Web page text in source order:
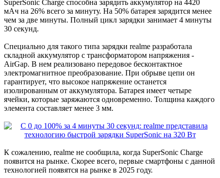
SuperSonic Charge способна зарядить аккумулятор на 4420
мАч на 26% всего за минуту. На 50% батарея зарядится менее
чем за две минуты. Полный цикл зарядки занимает 4 минуты
30 секунд.
Специально для такого типа зарядки realme разработала
складной аккумулятор с трансформатором напряжения -
AirGap. В нем реализовано передовое бесконтактное
электромагнитное преобразование. При обрыве цепи он
гарантирует, что высокое напряжение останется
изолированным от аккумулятора. Батарея имеет четыре
ячейки, которые заряжаются одновременно. Толщина каждого
элемента составляет менее 3 мм.
К сожалению, realme не сообщила, когда SuperSonic Charge
появится на рынке. Скорее всего, первые смартфоны с данной
технологией появятся на рынке в 2025 году.